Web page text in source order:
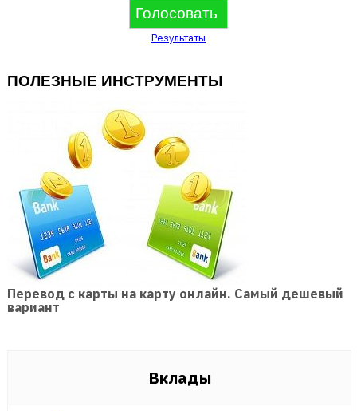
Результаты
ПОЛЕЗНЫЕ ИНСТРУМЕНТЫ
Перевод с карты на карту онлайн. Самый дешевый
вариант
Вклады